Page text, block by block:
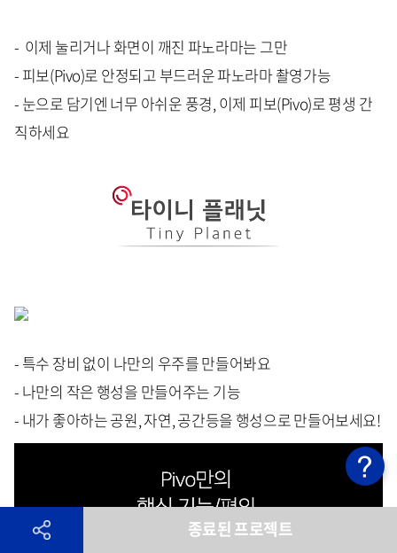
- 이제 눌리거나 화면이 깨진 파노라마는 그만
- 피보(Pivo)로 안정되고 부드러운 파노라마 촬영가능
- 눈으로 담기엔 너무 아쉬운 풍경, 이제 피보(Pivo)로 평생 간
직하세요
- 특수 장비 없이 나만의 우주를 만들어봐요
- 나만의 작은 행성을 만들어주는 기능
- 내가 좋아하는 공원, 자연, 공간등을 행성으로 만들어보세요!
종료된 프로젝트